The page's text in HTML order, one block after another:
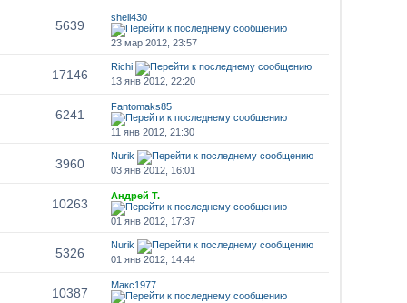
5639
shell430
23 мар 2012, 23:57
17146
Richi
13 янв 2012, 22:20
6241
Fantomaks85
11 янв 2012, 21:30
3960
Nurik
03 янв 2012, 16:01
10263
Андрей Т.
01 янв 2012, 17:37
5326
Nurik
01 янв 2012, 14:44
10387
Макс1977